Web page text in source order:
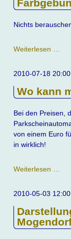
Nichts
Weiterlesen …
2010-07-18 20:00
Wo kann
Bei den Preisen,
von einem Euro
in wirklich!
Weiterlesen …
man
2010-05-03 12:00